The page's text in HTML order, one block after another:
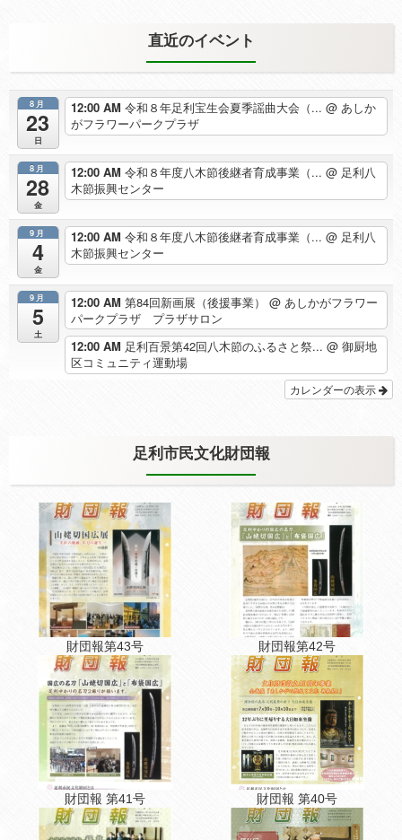
直近のイベント
8月
23
日
12:00 AM 令和８年足利宝生会夏季謡曲大会（... @ あしか
がフラワーパークプラザ
8月
28
金
12:00 AM 令和８年度八木節後継者育成事業（... @ 足利八
木節振興センター
9月
4
金
12:00 AM 令和８年度八木節後継者育成事業（... @ 足利八
木節振興センター
9月
5
土
12:00 AM 第84回新画展（後援事業） @ あしかがフラワー
パークプラザ プラザサロン
12:00 AM 足利百景第42回八木節のふるさと祭... @ 御厨地
区コミュニティ運動場
カレンダーの表示
足利市民文化財団報
財団報第43号 財団報第42号
財団報 第41号 財団報 第40号